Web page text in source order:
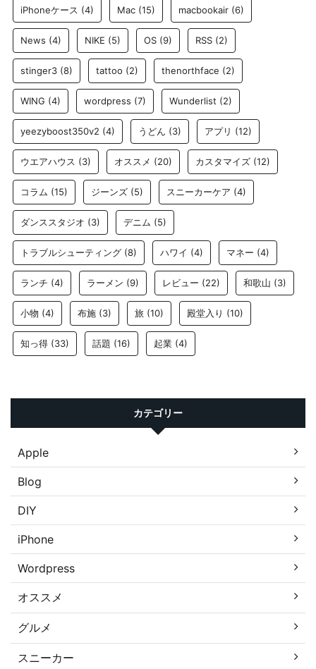
iPhoneケース (4) Mac (15) macbookair (6)
News (4) NIKE (5) OS (9) RSS (2)
stinger3 (8) tattoo (2) thenorthface (2)
WING (4) wordpress (7) Wunderlist (2)
yeezyboost350v2 (4) うどん (3) アプリ (12)
ウエアハウス (3) オススメ (20) カスタマイズ (12)
コラム (15) ジーンズ (5) スニーカーケア (4)
ダンススタジオ (3) デニム (5)
トラブルシューティング (8) ハワイ (4) マネー (4)
ランチ (4) ラーメン (9) レビュー (22) 和歌山 (3)
小物 (4) 布施 (3) 旅 (10) 殿堂入り (10)
知っ得 (33) 話題 (16) 起業 (4)
カテゴリー
Apple
Blog
DIY
iPhone
Wordpress
オススメ
グルメ
スニーカー